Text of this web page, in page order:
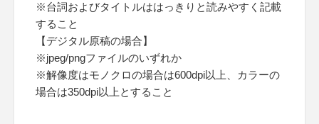
※台詞およびタイトルははっきりと読みやすく記載
すること
【デジタル原稿の場合】
※jpeg/pngファイルのいずれか
※解像度はモノクロの場合は600dpi以上、カラーの
場合は350dpi以上とすること